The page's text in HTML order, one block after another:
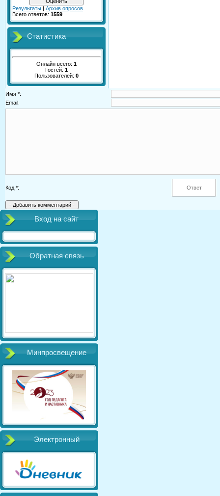
Результаты | Архив опросов
Всего ответов: 1559
Статистика
Онлайн всего: 1
Гостей: 1
Пользователей: 0
Имя *:
Email:
Код *:
Вход на сайт
Обратная связь
Минпросвещение
Электронный